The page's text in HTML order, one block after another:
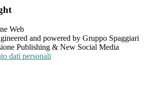
and powered by Gruppo Spaggiari
Publishing & New Social Media
dati personali